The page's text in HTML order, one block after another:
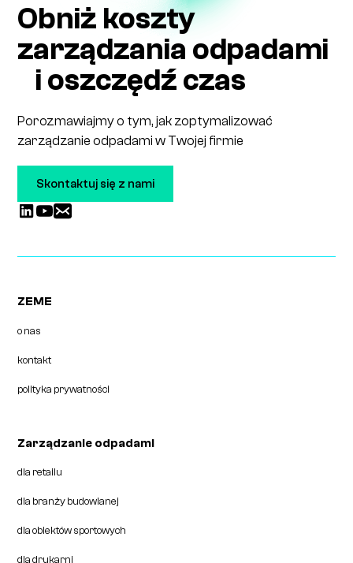
Obniż koszty
zarządzania odpadami
i oszczędź czas
Porozmawiajmy o tym, jak zoptymalizować
zarządzanie odpadami w Twojej firmie
Skontaktuj się z nami
ZEME
o nas
kontakt
polityka prywatności
Zarządzanie odpadami
dla retailu
dla branży budowlanej
dla obiektów sportowych
dla drukarni